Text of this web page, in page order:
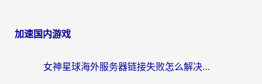
加速国内游戏
女神星球海外服务器链接失败怎么解决？海外党国服游戏加速避坑指南